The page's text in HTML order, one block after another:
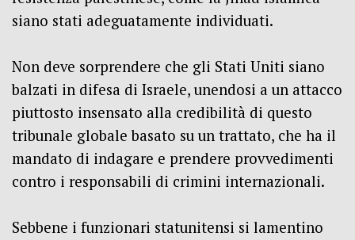
siano stati adeguatamente individuati.
Non deve sorprendere che gli Stati Uniti siano
balzati in difesa di Israele, unendosi a un attacco
piuttosto insensato alla credibilità di questo
tribunale globale basato su un trattato, che ha il
mandato di indagare e prendere provvedimenti
contro i responsabili di crimini internazionali.
Sebbene i funzionari statunitensi si lamentino